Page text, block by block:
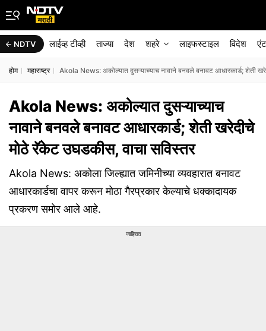
NDTV लाईव्ह टीव्ही ताज्या देश शहरे लाइफस्टाइल विदेश
होम महाराष्ट्र Akola News: अकोल्यात दुसऱ्याच्याच नावाने बनवले बनावट आधारकार्ड; शेती
Akola News: अकोल्यात दुसऱ्याच्याच
नावाने बनवले बनावट आधारकार्ड; शेती खरेदीचे
मोठे रॅकेट उघडकीस, वाचा सविस्तर
Akola News: अकोला जिल्ह्यात जमिनीच्या व्यवहारात बनावट
आधारकार्डचा वापर करून मोठा गैरप्रकार केल्याचे धक्कादायक
प्रकरण समोर आले आहे.
जाहिरात